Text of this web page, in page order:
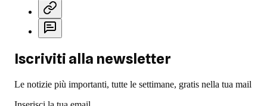
Iscriviti alla newsletter
Le notizie più importanti, tutte le settimane, gratis nella tua mail